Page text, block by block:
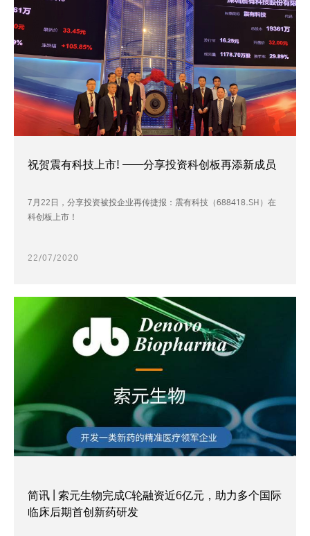
祝贺震有科技上市! ——分享投资科创板再添新成员
7月22日，分享投资被投企业再传捷报：震有科技（688418.SH）在
科创板上市！
22/07/2020
简讯 | 索元生物完成C轮融资近6亿元，助力多个国际
临床后期首创新药研发